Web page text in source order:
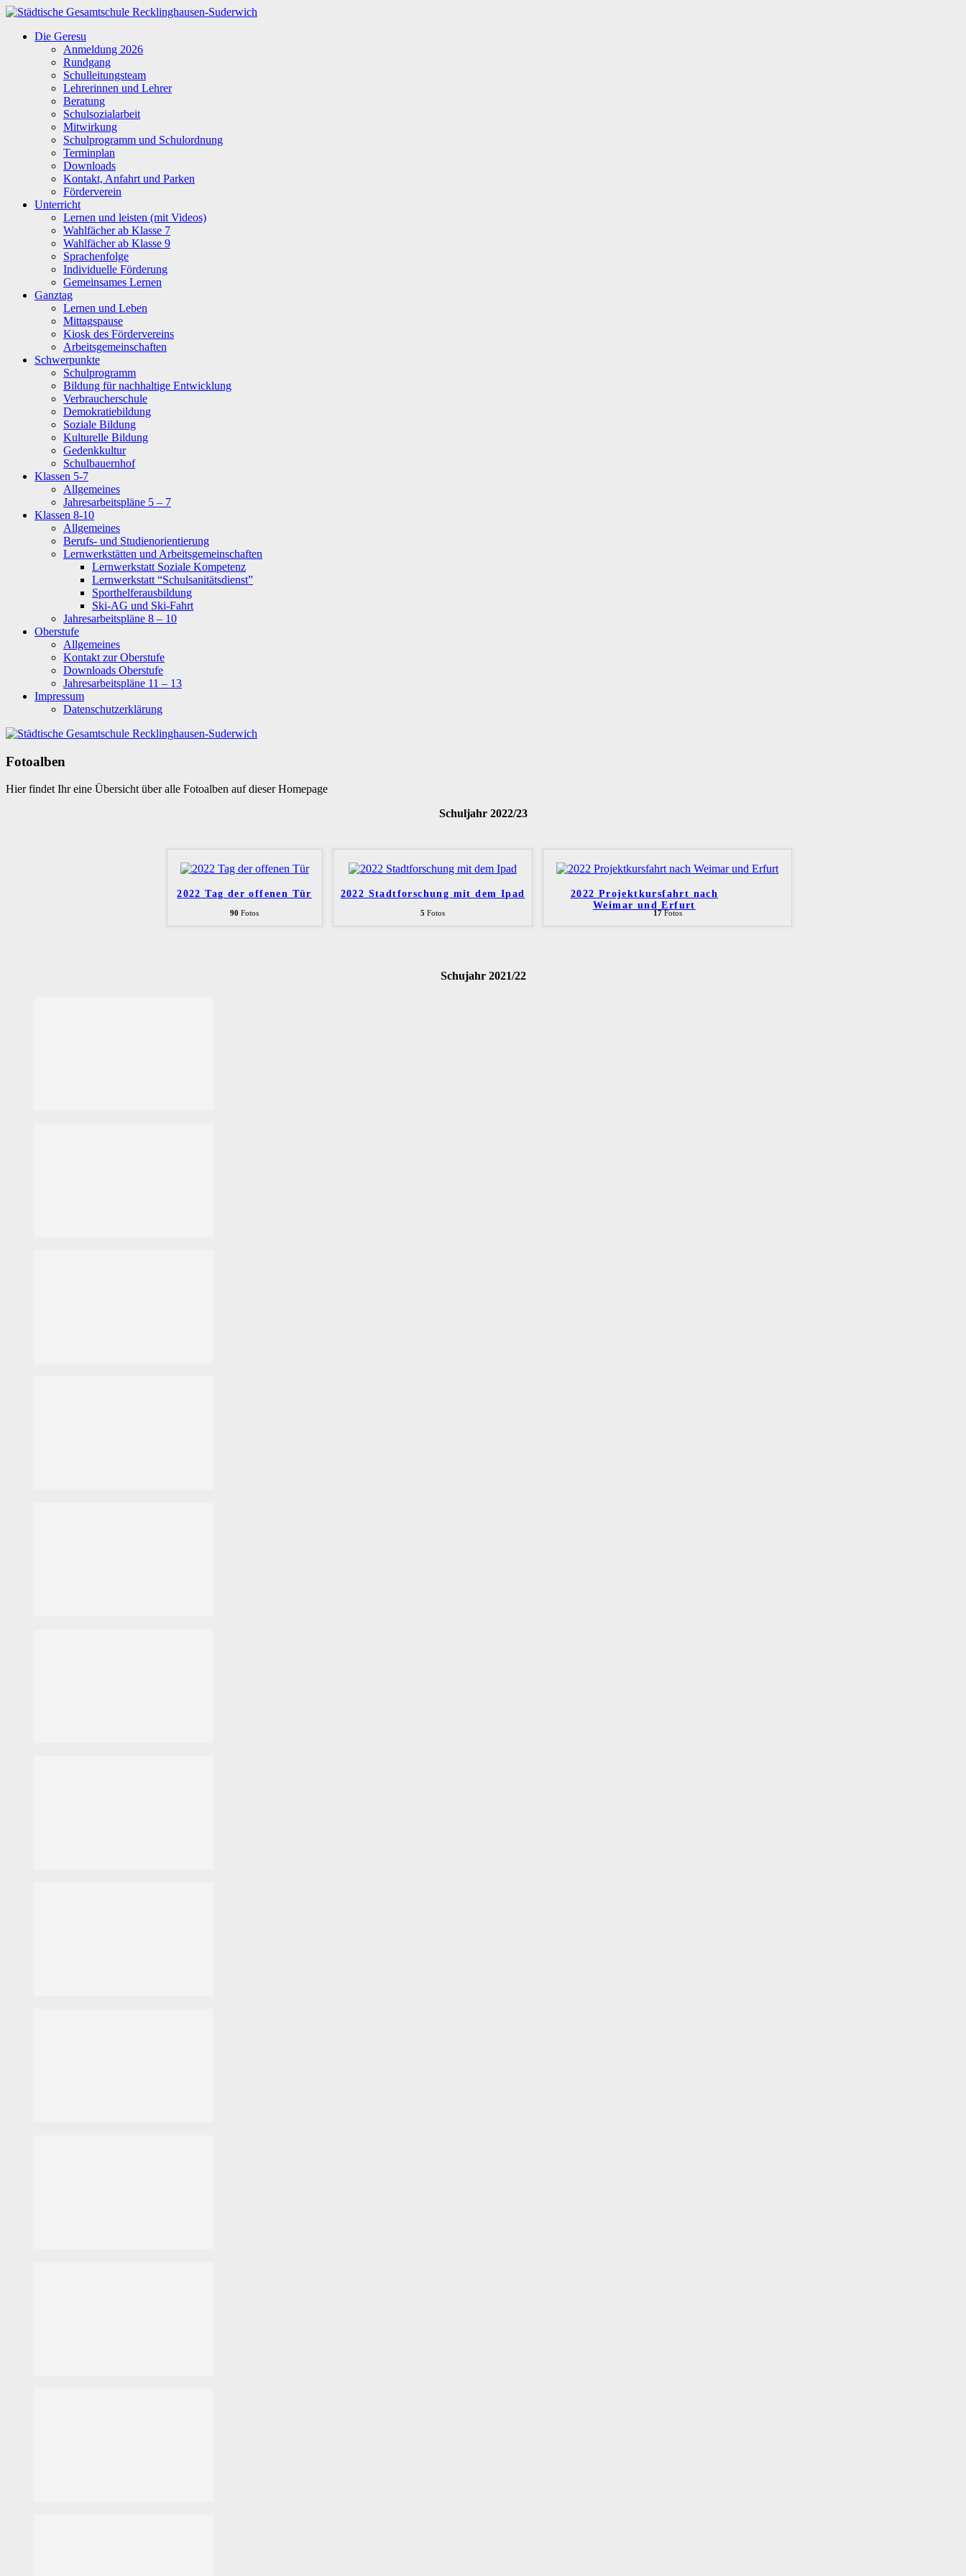
Zum
springen
Städtische
Gesamtschule
Recklinghausen-
Suderwich
Die Geresu
Anmeldung 2026
Rundgang
Schulleitungsteam
Lehrerinnen und Lehrer
Beratung
Schulsozialarbeit
Mitwirkung
Schulprogramm und Schulordnung
Terminplan
Downloads
Kontakt, Anfahrt und Parken
Förderverein
Unterricht
Lernen und leisten (mit Videos)
Wahlfächer ab Klasse 7
Wahlfächer ab Klasse 9
Sprachenfolge
Individuelle Förderung
Gemeinsames Lernen
Ganztag
Lernen und Leben
Mittagspause
Kiosk des Fördervereins
Arbeitsgemeinschaften
Schwerpunkte
Schulprogramm
Bildung für nachhaltige Entwicklung
Verbraucherschule
Demokratiebildung
Soziale Bildung
Kulturelle Bildung
Gedenkkultur
Schulbauernhof
Klassen 5-7
Allgemeines
Jahresarbeitspläne 5 – 7
Klassen 8-10
Allgemeines
Berufs- und Studienorientierung
Lernwerkstätten und Arbeitsgemeinschaften
Lernwerkstatt Soziale Kompetenz
Lernwerkstatt “Schulsanitätsdienst”
Sporthelferausbildung
Ski-AG und Ski-Fahrt
Jahresarbeitspläne 8 – 10
Oberstufe
Allgemeines
Kontakt zur Oberstufe
Downloads Oberstufe
Jahresarbeitspläne 11 – 13
Impressum
Datenschutzerklärung
Fotoalben
Hier findet Ihr eine Übersicht über alle Fotoalben auf dieser Homepage
Schuljahr 2022/23
2022 Tag der offenen Tür
90 Fotos
2022 Stadtforschung mit dem Ipad
5 Fotos
2022 Projektkursfahrt nach
Weimar und Erfurt
17Fotos
Schujahr 2021/22